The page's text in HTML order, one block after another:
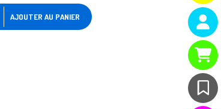
AJOUTER AU PANIER